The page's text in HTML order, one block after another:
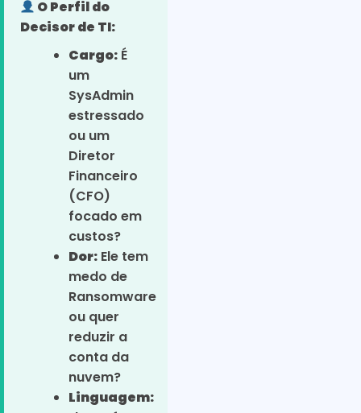
O Perfil do
Decisor de TI:
Cargo: É
um
SysAdmin
estressado
ou um
Diretor
Financeiro
(CFO)
focado em
custos?
Dor: Ele tem
medo de
Ransomware
ou quer
reduzir a
conta da
nuvem?
Linguagem: